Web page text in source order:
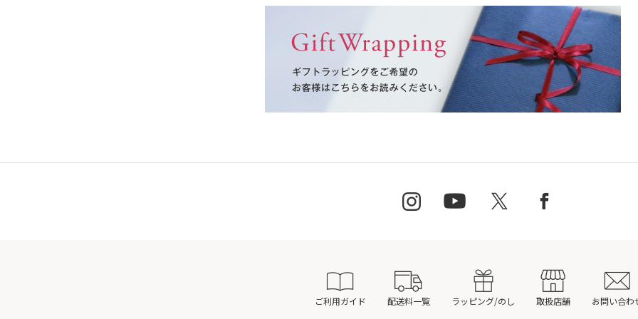
ご利用ガイド 配送料一覧 ラッピング/のし 取扱店舗 お問い合わ